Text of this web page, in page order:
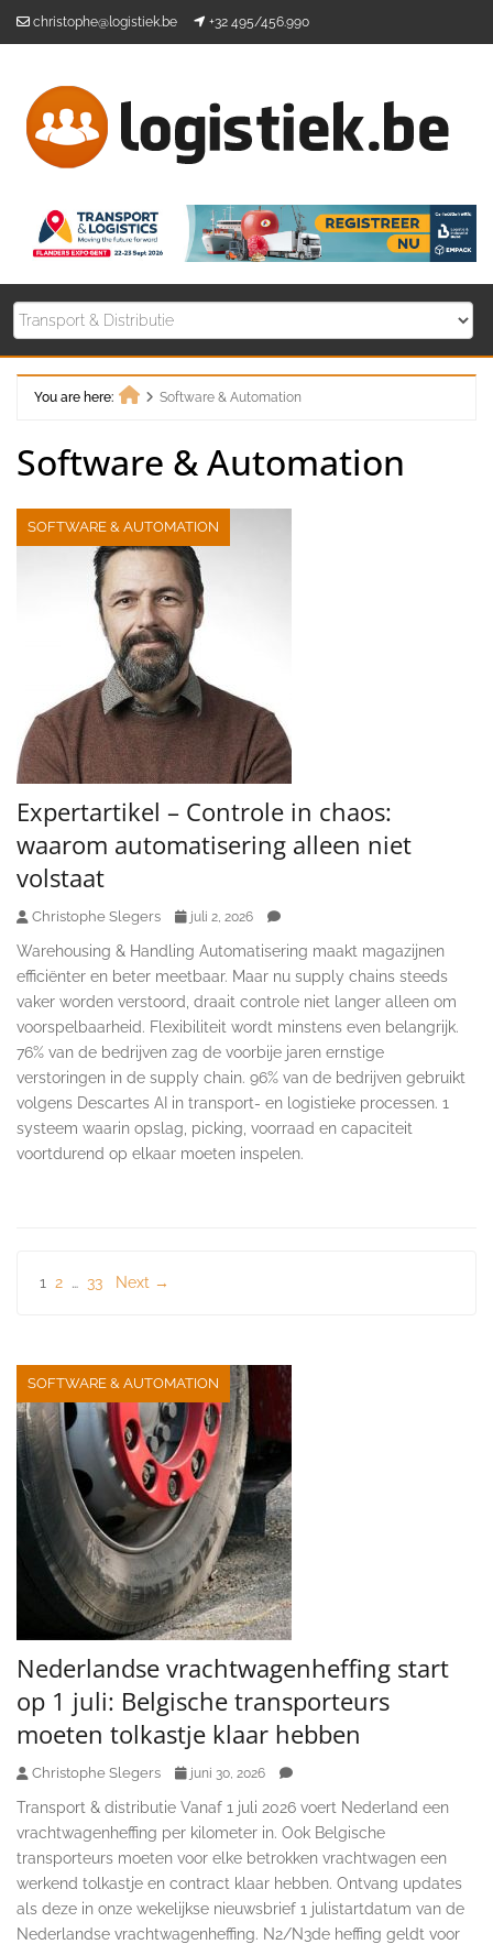
christophe@logistiek.be +32 495/456.990
You are here:
Software & Automation
Software & Automation
SOFTWARE & AUTOMATION
Expertartikel – Controle in chaos:
waarom automatisering alleen niet
volstaat
Christophe Slegers juli 2, 2026
Warehousing & Handling Automatisering maakt magazijnen
efficiënter en beter meetbaar. Maar nu supply chains steeds
vaker worden verstoord, draait controle niet langer alleen om
voorspelbaarheid. Flexibiliteit wordt minstens even belangrijk.
76% van de bedrijven zag de voorbije jaren ernstige
verstoringen in de supply chain. 96% van de bedrijven gebruikt
volgens Descartes AI in transport- en logistieke processen. 1
systeem waarin opslag, picking, voorraad en capaciteit
voortdurend op elkaar moeten inspelen.
Berichten
1 2 … 33 Next →
SOFTWARE & AUTOMATION
Nederlandse vrachtwagenheffing start
op 1 juli: Belgische transporteurs
moeten tolkastje klaar hebben
Christophe Slegers juni 30, 2026
Transport & distributie Vanaf 1 juli 2026 voert Nederland een
vrachtwagenheffing per kilometer in. Ook Belgische
transporteurs moeten voor elke betrokken vrachtwagen een
werkend tolkastje en contract klaar hebben. Ontvang updates
als deze in onze wekelijkse nieuwsbrief 1 julistartdatum van de
Nederlandse vrachtwagenheffing. N2/N3de heffing geldt voor